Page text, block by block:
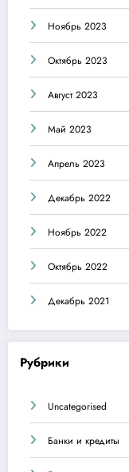
Ноябрь 2023
Октябрь 2023
Август 2023
Май 2023
Апрель 2023
Декабрь 2022
Ноябрь 2022
Октябрь 2022
Декабрь 2021
Рубрики
Uncategorised
Банки и кредиты